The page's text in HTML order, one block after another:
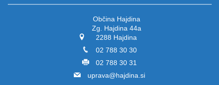
Občina Hajdina
Zg. Hajdina 44a
2288 Hajdina
02 788 30 30
02 788 30 31
uprava@hajdina.si